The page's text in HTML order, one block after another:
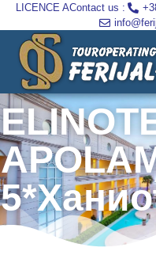
LICENCE AContact us :